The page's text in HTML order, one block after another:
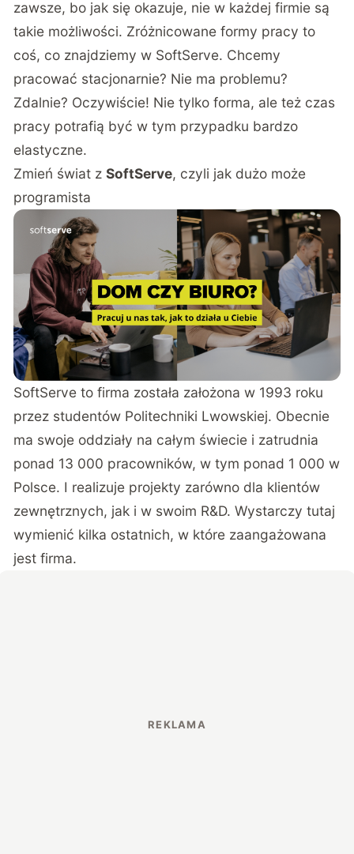
zawsze, bo jak się okazuje, nie w każdej firmie są
takie możliwości. Zróżnicowane formy pracy to
coś, co znajdziemy w SoftServe. Chcemy
pracować stacjonarnie? Nie ma problemu?
Zdalnie? Oczywiście! Nie tylko forma, ale też czas
pracy potrafią być w tym przypadku bardzo
elastyczne.
Zmień świat zSoftServe, czyli jak dużo może
programista
SoftServe to firma została założona w 1993 roku
przez studentów Politechniki Lwowskiej. Obecnie
ma swoje oddziały na całym świecie i zatrudnia
ponad 13 000 pracowników, w tym ponad 1 000 w
Polsce. I realizuje projekty zarówno dla klientów
zewnętrznych, jak i w swoim R&D. Wystarczy tutaj
wymienić kilka ostatnich, w które zaangażowana
jest firma.